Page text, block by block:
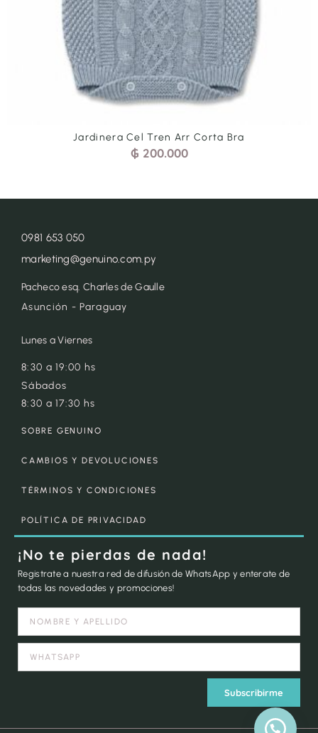
Jardinera Cel Tren Arr Corta Bra
₲ 200.000
0981 653 050
marketing@genuino.com.py
Pacheco esq. Charles de Gaulle
Asunción - Paraguay
Lunes a Viernes
8:30 a 19:00 hs
Sábados
8:30 a 17:30 hs
SOBRE GENUINO
CAMBIOS Y DEVOLUCIONES
TÉRMINOS Y CONDICIONES
POLÍTICA DE PRIVACIDAD
¡No te pierdas de nada!
Registrate a nuestra red de difusión de WhatsApp y enterate de
todas las novedades y promociones!
Subscribirme